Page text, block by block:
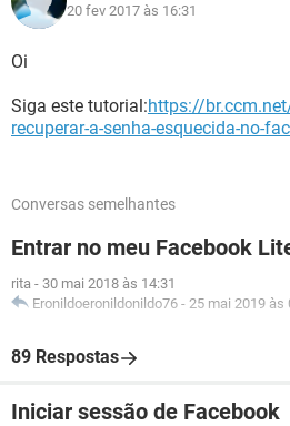
20 fev 2017 às 16:31
Oi
Siga este tutorial:https://
recuperar-a-senha-esquecida-no-
Conversas semelhantes
Entrar no meu Facebook
rita - 30 mai 2018 às 14:31
Eronildoeronildonildo76 - 25 mai 2019 às
89 Respostas
Iniciar sessão de Facebook